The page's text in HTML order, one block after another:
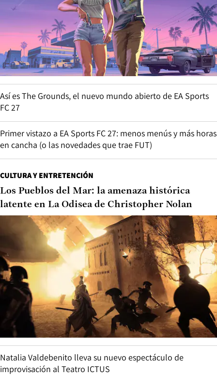
Así es The Grounds, el nuevo mundo abierto de EA Sports
FC 27
Primer vistazo a EA Sports FC 27: menos menús y más horas
en cancha (o las novedades que trae FUT)
CULTURA Y ENTRETENCIÓN
Los Pueblos del Mar: la amenaza histórica
latente en La Odisea de Christopher Nolan
Natalia Valdebenito lleva su nuevo espectáculo de
improvisación al Teatro ICTUS